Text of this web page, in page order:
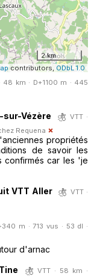
2 km
contributors, ODbL 1.0
48 km · D+1100 m · 445
Vézère
VTT ·
Requena
propriétés
de savoir les
confirmés car les 'je
VTT Aller
VTT ·
m · 713 vus · 53 dl ·
d'arnac
VTT · 58 km ·